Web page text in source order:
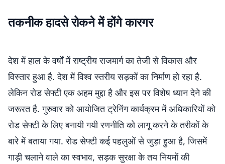
तकनीक हादसे रोकने में होंगे कारगर
देश में हाल के वर्षों में राष्ट्रीय राजमार्ग का तेजी से विकास और
विस्तार हुआ है. देश में विश्व स्तरीय सड़कों का निर्माण हो रहा है.
लेकिन रोड सेफ्टी एक अहम मुद्दा है और इस पर विशेष ध्यान देने की
जरूरत है. गुरुवार को आयोजित ट्रेनिंग कार्यक्रम में अधिकारियों को
रोड सेफ्टी के लिए बनायी गयी रणनीति को लागू करने के तरीकों के
बारे में बताया गया. रोड सेफ्टी कई पहलुओं से जुड़ा हुआ है, जिसमें
गाड़ी चलाने वाले का स्वभाव, सड़क सुरक्षा के तय नियमों की